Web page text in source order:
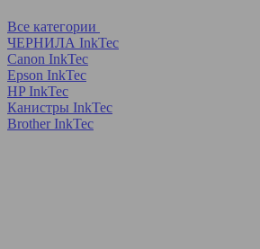
Все категории
ЧЕРНИЛА InkTec
Canon InkTec
Epson InkTec
HP InkTec
Канистры InkTec
Brother InkTec